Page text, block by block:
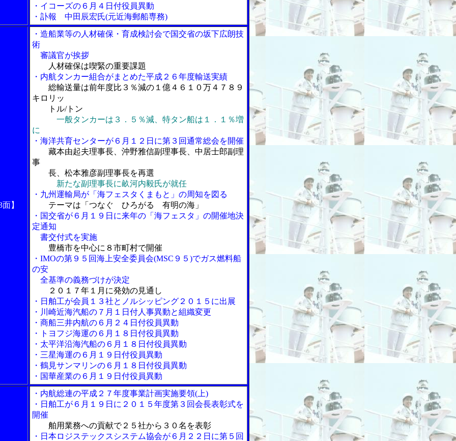
・イコーズの６月４日付役員異動
・訃報 中田辰宏氏(元近海郵船専務)
】
・造船業等の人材確保・育成検討会で国交省の坂下広朗技
術
審議官が挨拶
人材確保は喫緊の重要課題
・内航タンカー組合がまとめた平成２６年度輸送実績
総輸送量は前年度比３％減の１億４６１０万４７８９
キロリッ
トル/トン
一般タンカーは３．５％減、特タン船は１．１％増
に
・海洋共育センターが６月１２日に第３回通常総会を開催
藏本由起夫理事長、沖野雅信副理事長、中居士郎副理
事
長、松本雅彦副理事長を再選
新たな副理事長に畝河内毅氏が就任
・九州運輸局が「海フェスタくまもと」の周知を図る
テーマは「つなぐ ひろがる 有明の海」
・国交省が６月１９日に来年の「海フェスタ」の開催地決
定通知
書交付式を実施
豊橋市を中心に８市町村で開催
・IMOの第９５回海上安全委員会(MSC９５)でガス燃料船
の安
全基準の義務づけが決定
２０１７年１月に発効の見通し
・日舶工が会員１３社とノルシッピング２０１５に出展
・川崎近海汽船の７月１日付人事異動と組織変更
・商船三井内航の６月２４日付役員異動
・トヨフジ海運の６月１８日付役員異動
・太平洋沿海汽船の６月１８日付役員異動
・三星海運の６月１９日付役員異動
・鶴見サンマリンの６月１８日付役員異動
・国華産業の６月１９日付役員異動
・内航総連の平成２７年度事業計画実施要領(上)
・日舶工が６月１９日に２０１５年度第３回会長表彰式を
開催
舶用業務への貢献で２５社から３０名を表彰
・日本ロジステックスシステム協会が６月２２日に第５回